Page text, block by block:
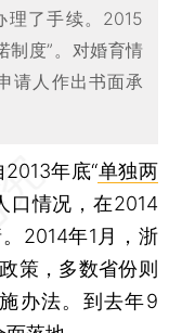
理了手续。2015
制度”。对婚育情
请人作出书面承
2013年底“单独两
口情况，在2014
2014年1月，浙
策，多数省份则
办法。到去年9